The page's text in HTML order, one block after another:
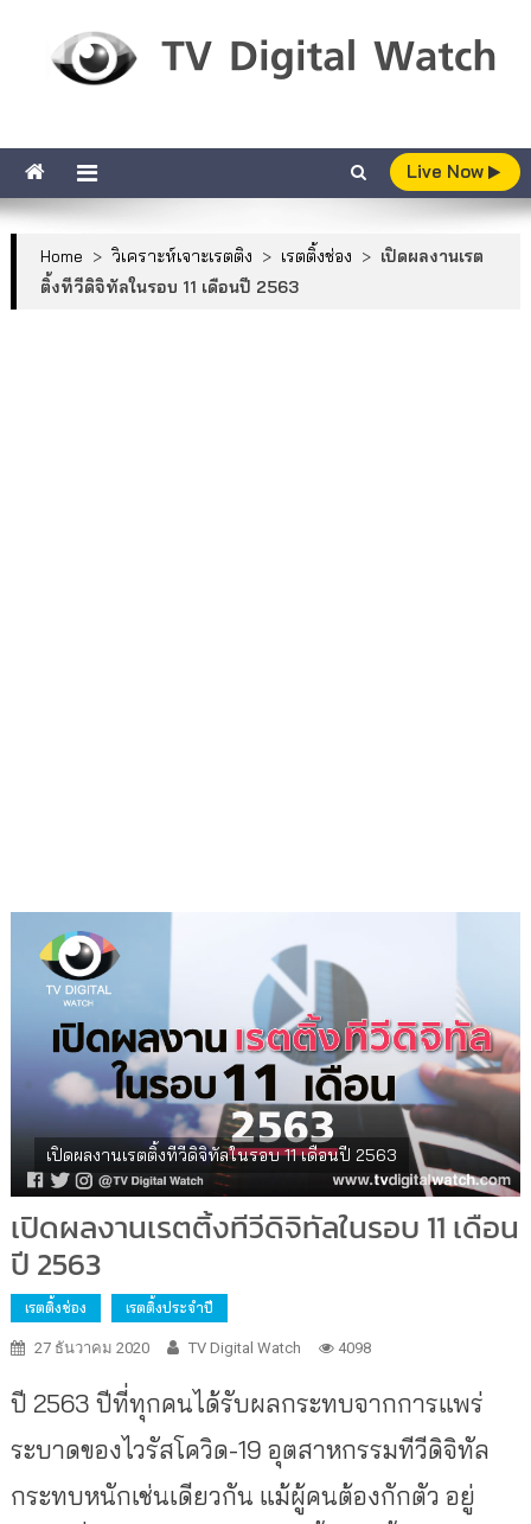
Live Now
Home > วิเคราะห์เจาะเรตติง > เรตติ้งช่อง > เปิดผลงานเรต
ติ้งทีวีดิจิทัลในรอบ 11 เดือนปี 2563
เปิดผลงานเรตติ้งทีวีดิจิทัลในรอบ 11 เดือนปี 2563
เปิดผลงานเรตติ้งทีวีดิจิทัลในรอบ 11 เดือน
ปี 2563
เรตติ้งช่อง เรตติ้งประจำปี
27 ธันวาคม 2020 TV Digital Watch 4098
ปี 2563 ปีที่ทุกคนได้รับผลกระทบจากการแพร่
ระบาดของไวรัสโควิด-19 อุตสาหกรรมทีวีดิจิทัล
กระทบหนักเช่นเดียวกัน แม้ผู้คนต้องกักตัว อยู่